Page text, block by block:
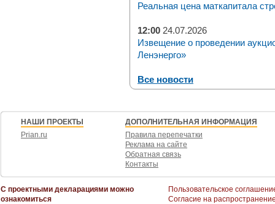
Реальная цена маткапитала
12:00 24.07.2026
Извещение о проведении
Ленэнерго»
Все новости
НАШИ ПРОЕКТЫ
Prian.ru
ДОПОЛНИТЕЛЬНАЯ ИНФОРМАЦИЯ
Правила перепечатки
Реклама на сайте
Обратная связь
Контакты
С проектными декларациями можно
ознакомиться
Пользовательское
Согласие на